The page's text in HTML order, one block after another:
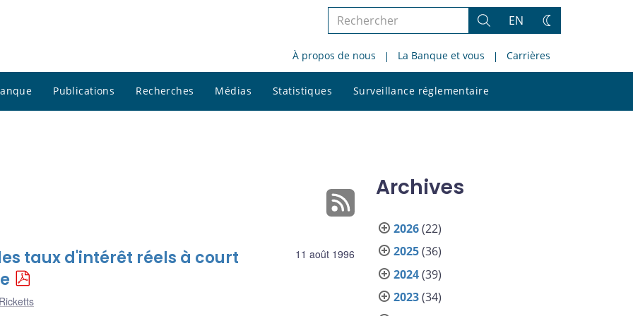
Rechercher
le
site
Rechercher
EN
Changez
thème
À propos de nous La Banque et vous Carrières
Publications Recherches Médias Statistiques Surveillance réglementaire
le
11 août 1996
taux d'intérêt réels à court
Archives
2026(22)
2025(36)
2024(39)
2023(34)